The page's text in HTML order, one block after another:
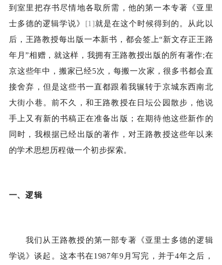
到室里把存书尽情地各取所需，他的第一本专著《亚里
士多德的逻辑学说》 [1]就是在这个时候得到的。从此以
后，王路教授每出版一本新书，都会签上“新文存正王路
年月”相赠，就这样，我拥有王路教授出版的所有著作;在
京这些年中，搬家已经5次，每搬一次家，很多书都会直
接舍弃，但是这些书一直都跟着我辗转于京城东西南北
大街小巷。前不久，和王路教授在日坛公园散步，他说
手上又有新的书稿正在准备出版；在期待他这些新作的
同时，我根据已经出版的著作，对王路教授这些年以来
的学术思想历程做一个初步探索。
一、 逻辑
我们从王路教授的第一部专著《亚里士多德的逻辑
学说》谈起。这本书在1987年9 月写完，并于4年之后，